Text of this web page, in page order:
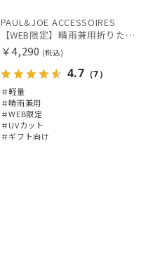
PAUL&JOE ACCESSOIRES
【WEB限定】晴雨兼用折りたたみ日傘 ポール&ジョー(PAUL & JOE ACCESSOIRES)クリザンテーム/バイカラー 雨の日OK 一級遮光99.99% 遮熱 簡単開閉 UV 晴雨兼用 可愛い
￥4,290 (税込)
4.7 （7）
＃軽量
＃晴雨兼用
＃WEB限定
＃UVカット
＃ギフト向け